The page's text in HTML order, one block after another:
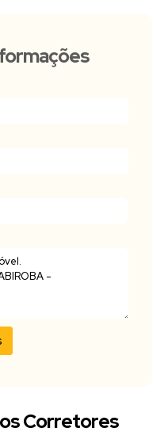
Corretores